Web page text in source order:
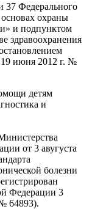
37 Федерального
охраны
и подпунктом
здравоохранения
19 июня 2012 г. №
детям
и
от 3 авугуста
болезни
Федерации 3
64893).